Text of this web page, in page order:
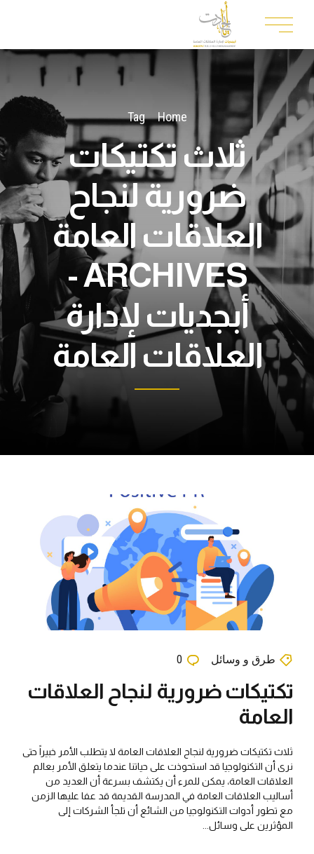
Home
Tag
ثلاث تكتيكات
ضرورية لنجاح
العلاقات العامة
ARCHIVES -
أبجديات لإدارة
العلاقات العامة
طرق و وسائل 0
تكتيكات ضرورية لنجاح العلاقات
العامة
ثلاث تكتيكات ضرورية لنجاح العلاقات العامة لا يتطلب الأمر خبيراً حتى
نرى أن التكنولوجيا قد استحوذت على حياتنا عندما يتعلق الأمر بعالم
العلاقات العامة، يمكن للمرء أن يكتشف بسرعة أن العديد من
أساليب العلاقات العامة في المدرسة القديمة قد عفا عليها الزمن
مع تطور أدوات التكنولوجيا من الشائع أن تلجأ الشركات إلى
المؤثرين على وسائل...